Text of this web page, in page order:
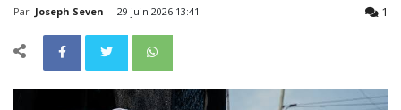
Par Joseph Seven - 29 juin 2026 13:41 1